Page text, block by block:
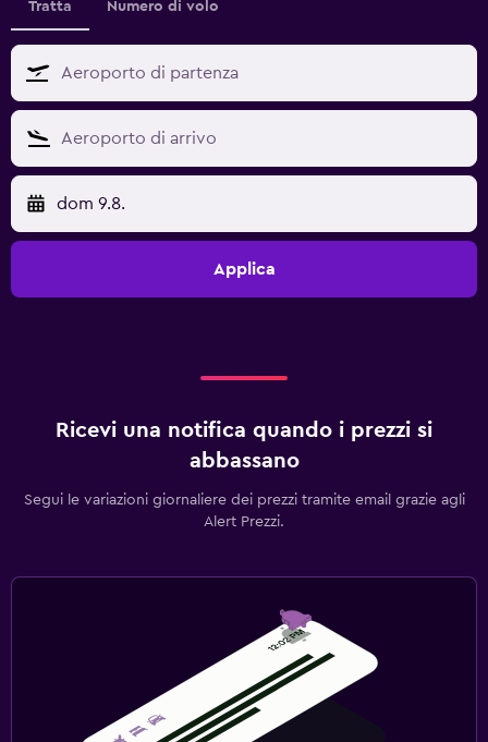
Tratta Numero di volo
dom 9.8.
Applica
Ricevi una notifica quando i prezzi si
abbassano
Segui le variazioni giornaliere dei prezzi tramite email grazie agli
Alert Prezzi.